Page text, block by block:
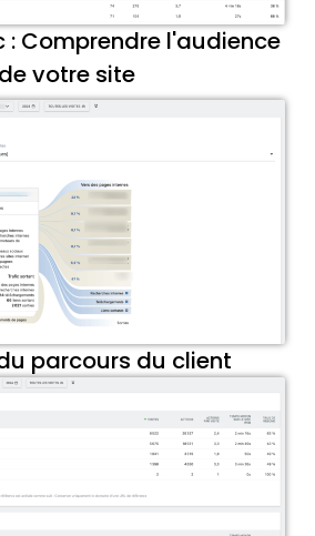
: Comprendre l'audience
de votre site
parcours du client